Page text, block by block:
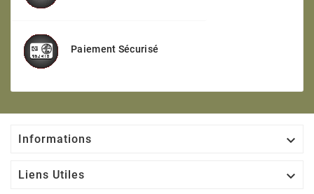
Paiement Sécurisé
Informations 
Liens Utiles 